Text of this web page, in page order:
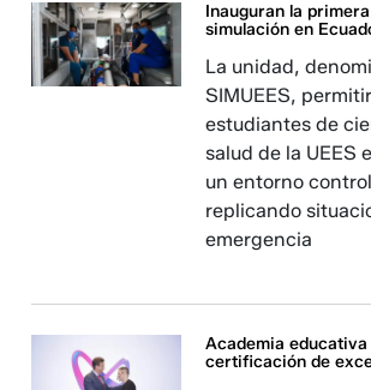
Inauguran la
simulación en
La unidad,
SIMUEES,
estudiantes de
salud de la UEES
un entorno
replicando
emergencia
Academia
certificación de